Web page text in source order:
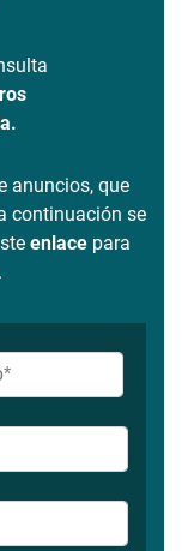
anuncios, que
continuación se
enlacepara